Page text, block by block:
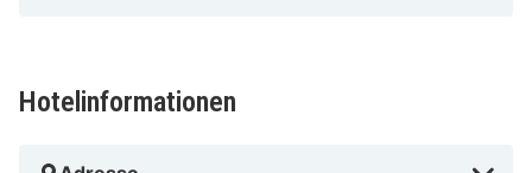
Hotelinformationen